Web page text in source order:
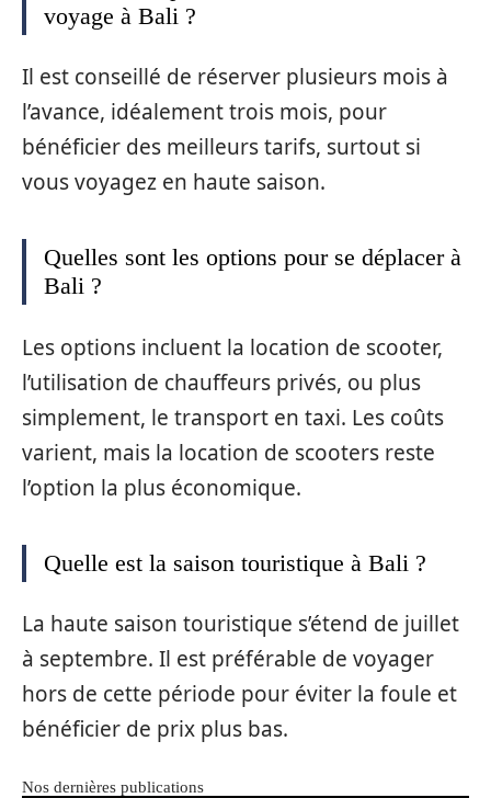
voyage à Bali ?
Il est conseillé de réserver plusieurs mois à
l’avance, idéalement trois mois, pour
bénéficier des meilleurs tarifs, surtout si
vous voyagez en haute saison.
Quelles sont les options pour se déplacer à
Bali ?
Les options incluent la location de scooter,
l’utilisation de chauffeurs privés, ou plus
simplement, le transport en taxi. Les coûts
varient, mais la location de scooters reste
l’option la plus économique.
Quelle est la saison touristique à Bali ?
La haute saison touristique s’étend de juillet
à septembre. Il est préférable de voyager
hors de cette période pour éviter la foule et
bénéficier de prix plus bas.
Nos dernières publications